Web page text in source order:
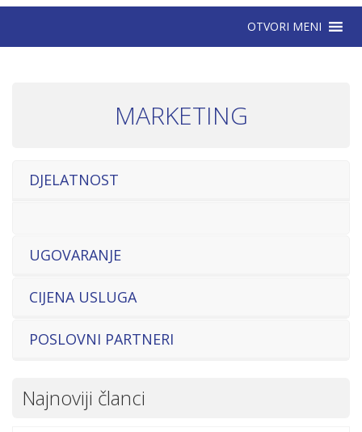
OTVORI MENI
MARKETING
DJELATNOST
UGOVARANJE
CIJENA USLUGA
POSLOVNI PARTNERI
Najnoviji članci